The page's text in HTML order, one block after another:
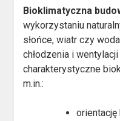
Bioklimatyczna
wykorzystaniu
słońce, wiatr czy
chłodzenia i
charakterystyczne
m.in.: